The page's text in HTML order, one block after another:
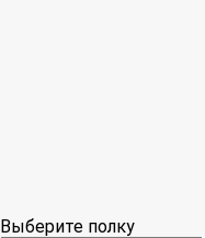
Выберите полку